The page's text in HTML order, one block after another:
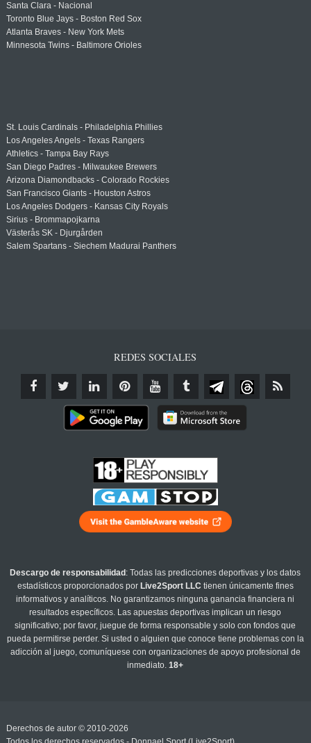
Santa Clara - Nacional
Toronto Blue Jays - Boston Red Sox
Atlanta Braves - New York Mets
Minnesota Twins - Baltimore Orioles
St. Louis Cardinals - Philadelphia Phillies
Los Angeles Angels - Texas Rangers
Athletics - Tampa Bay Rays
San Diego Padres - Milwaukee Brewers
Arizona Diamondbacks - Colorado Rockies
San Francisco Giants - Houston Astros
Los Angeles Dodgers - Kansas City Royals
Sirius - Brommapojkarna
Västerås SK - Djurgården
Salem Spartans - Siechem Madurai Panthers
REDES SOCIALES
Descargo de responsabilidad : Todas las predicciones deportivas y los datos
estadísticos proporcionados por Live2Sport LLC tienen únicamente fines
informativos y analíticos. No garantizamos ninguna ganancia financiera ni
resultados específicos. Las apuestas deportivas implican un riesgo
significativo; por favor, juegue de forma responsable y solo con fondos que
pueda permitirse perder. Si usted o alguien que conoce tiene problemas con la
adicción al juego, comuníquese con organizaciones de apoyo profesional de
inmediato.18+
Derechos de autor © 2010-2026